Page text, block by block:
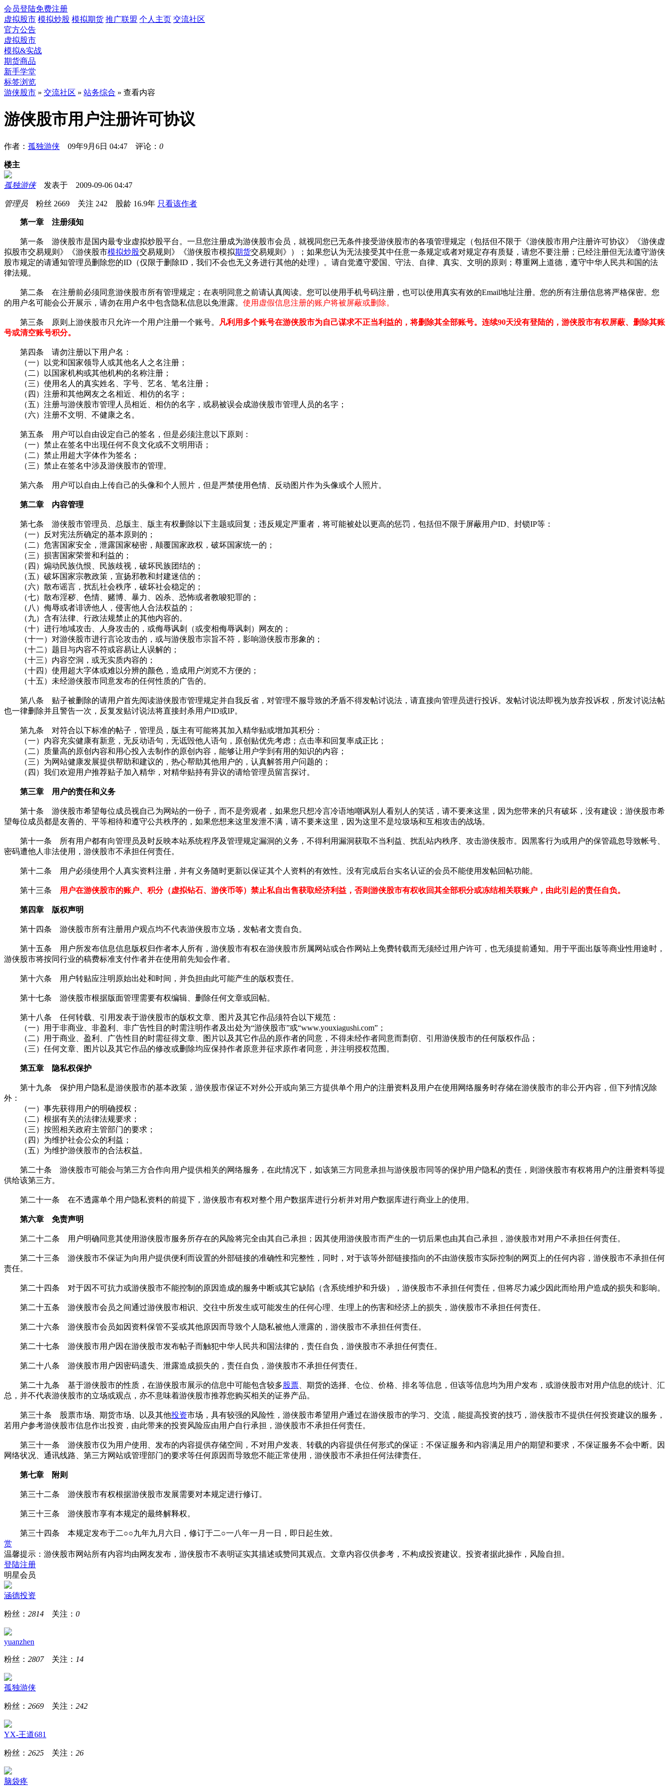
会员登陆免费注册
虚拟股市 模拟炒股 模拟期货 推广联盟 个人主页 交流社区
官方公告
虚拟股市
模拟&实战
期货商品
新手学堂
标签浏览
游侠股市 » 交流社区 » 站务综合 » 查看内容
游侠股市用户注册许可协议
作者： 孤独游侠 09年9月6日 04:47 评论： 0
楼主
孤独游侠发表于 2009-09-06 04:47
管理员 粉丝 2669 关注 242 股龄 16.9年 只看该作者
第一章 注册须知
第一条 游侠股市是国内最专业虚拟炒股平台。一旦您注册成为游侠股市会员，就视同您已无条件接受游侠股市的各项管理规定（包括但不限于《游侠股市用户注册许可协议》《游侠虚
拟股市交易规则》《游侠股市模拟炒股交易规则》《游侠股市模拟期货交易规则》）；如果您认为无法接受其中任意一条规定或者对规定存有质疑，请您不要注册；已经注册但无法遵守游侠
股市规定的请通知管理员删除您的ID（仅限于删除ID，我们不会也无义务进行其他的处理）。请自觉遵守爱国、守法、自律、真实、文明的原则；尊重网上道德，遵守中华人民共和国的法
律法规。
第二条 在注册前必须同意游侠股市所有管理规定；在表明同意之前请认真阅读。您可以使用手机号码注册，也可以使用真实有效的Email地址注册。您的所有注册信息将严格保密。您
的用户名可能会公开展示，请勿在用户名中包含隐私信息以免泄露。 使用虚假信息注册的账户将被屏蔽或删除。
第三条 原则上游侠股市只允许一个用户注册一个账号。
凡利用多个账号在游侠股市为自己谋求不正当利益的，将删除其全部账号。连续90天没有登陆的，游侠股市有权屏蔽、删除其账
号或清空账号积分。
第四条 请勿注册以下用户名：
（一）以党和国家领导人或其他名人之名注册；
（二）以国家机构或其他机构的名称注册；
（三）使用名人的真实姓名、字号、艺名、笔名注册；
（四）注册和其他网友之名相近、相仿的名字；
（五）注册与游侠股市管理人员相近、相仿的名字，或易被误会成游侠股市管理人员的名字；
（六）注册不文明、不健康之名。
第五条 用户可以自由设定自己的签名，但是必须注意以下原则：
（一）禁止在签名中出现任何不良文化或不文明用语；
（二）禁止用超大字体作为签名；
（三）禁止在签名中涉及游侠股市的管理。
第六条 用户可以自由上传自己的头像和个人照片，但是严禁使用色情、反动图片作为头像或个人照片。
第二章 内容管理
第七条 游侠股市管理员、总版主、版主有权删除以下主题或回复；违反规定严重者，将可能被处以更高的惩罚，包括但不限于屏蔽用户ID、封锁IP等：
（一）反对宪法所确定的基本原则的；
（二）危害国家安全，泄露国家秘密，颠覆国家政权，破坏国家统一的；
（三）损害国家荣誉和利益的；
（四）煽动民族仇恨、民族歧视，破坏民族团结的；
（五）破坏国家宗教政策，宣扬邪教和封建迷信的；
（六）散布谣言，扰乱社会秩序，破坏社会稳定的；
（七）散布淫秽、色情、赌博、暴力、凶杀、恐怖或者教唆犯罪的；
（八）侮辱或者诽谤他人，侵害他人合法权益的；
（九）含有法律、行政法规禁止的其他内容的。
（十）进行地域攻击、人身攻击的，或侮辱讽刺（或变相侮辱讽刺）网友的；
（十一）对游侠股市进行言论攻击的，或与游侠股市宗旨不符，影响游侠股市形象的；
（十二）题目与内容不符或容易让人误解的；
（十三）内容空洞，或无实质内容的；
（十四）使用超大字体或难以分辨的颜色，造成用户浏览不方便的；
（十五）未经游侠股市同意发布的任何性质的广告的。
第八条 贴子被删除的请用户首先阅读游侠股市管理规定并自我反省，对管理不服导致的矛盾不得发帖讨说法，请直接向管理员进行投诉。发帖讨说法即视为放弃投诉权，所发讨说法帖
也一律删除并且警告一次，反复发贴讨说法将直接封杀用户ID或IP。
第九条 对符合以下标准的帖子，管理员，版主有可能将其加入精华贴或增加其积分：
（一）内容充实健康有新意，无反动语句，无诋毁他人语句，原创贴优先考虑；点击率和回复率成正比；
（二）质量高的原创内容和用心投入去制作的原创内容，能够让用户学到有用的知识的内容；
（三）为网站健康发展提供帮助和建议的，热心帮助其他用户的，认真解答用户问题的；
（四）我们欢迎用户推荐贴子加入精华，对精华贴持有异议的请给管理员留言探讨。
第三章 用户的责任和义务
第十条 游侠股市希望每位成员视自己为网站的一份子，而不是旁观者，如果您只想冷言冷语地嘲讽别人看别人的笑话，请不要来这里，因为您带来的只有破坏，没有建设；游侠股市希
望每位成员都是友善的、平等相待和遵守公共秩序的，如果您想来这里发泄不满，请不要来这里，因为这里不是垃圾场和互相攻击的战场。
第十一条 所有用户都有向管理员及时反映本站系统程序及管理规定漏洞的义务，不得利用漏洞获取不当利益、扰乱站内秩序、攻击游侠股市。因黑客行为或用户的保管疏忽导致帐号、
密码遭他人非法使用，游侠股市不承担任何责任。
第十二条 用户必须使用个人真实资料注册，并有义务随时更新以保证其个人资料的有效性。没有完成后台实名认证的会员不能使用发帖回帖功能。
第十三条 用户在游侠股市的账户、积分（虚拟钻石、游侠币等）禁止私自出售获取经济利益，否则游侠股市有权收回其全部积分或冻结相关联账户，由此引起的责任自负。
第四章 版权声明
第十四条 游侠股市所有注册用户观点均不代表游侠股市立场，发帖者文责自负。
第十五条 用户所发布信息信息版权归作者本人所有，游侠股市有权在游侠股市所属网站或合作网站上免费转载而无须经过用户许可，也无须提前通知。用于平面出版等商业性用途时，
游侠股市将按同行业的稿费标准支付作者并在使用前先知会作者。
第十六条 用户转贴应注明原始出处和时间，并负担由此可能产生的版权责任。
第十七条 游侠股市根据版面管理需要有权编辑、删除任何文章或回帖。
第十八条 任何转载、引用发表于游侠股市的版权文章、图片及其它作品须符合以下规范：
（一）用于非商业、非盈利、非广告性目的时需注明作者及出处为“游侠股市”或“www.youxiagushi.com”；
（二）用于商业、盈利、广告性目的时需征得文章、图片以及其它作品的原作者的同意，不得未经作者同意而剽窃、引用游侠股市的任何版权作品；
（三）任何文章、图片以及其它作品的修改或删除均应保持作者原意并征求原作者同意，并注明授权范围。
第五章 隐私权保护
第十九条 保护用户隐私是游侠股市的基本政策，游侠股市保证不对外公开或向第三方提供单个用户的注册资料及用户在使用网络服务时存储在游侠股市的非公开内容，但下列情况除
外：
（一）事先获得用户的明确授权；
（二）根据有关的法律法规要求；
（三）按照相关政府主管部门的要求；
（四）为维护社会公众的利益；
（五）为维护游侠股市的合法权益。
第二十条 游侠股市可能会与第三方合作向用户提供相关的网络服务，在此情况下，如该第三方同意承担与游侠股市同等的保护用户隐私的责任，则游侠股市有权将用户的注册资料等提
供给该第三方。
第二十一条 在不透露单个用户隐私资料的前提下，游侠股市有权对整个用户数据库进行分析并对用户数据库进行商业上的使用。
第六章 免责声明
第二十二条 用户明确同意其使用游侠股市服务所存在的风险将完全由其自己承担；因其使用游侠股市而产生的一切后果也由其自己承担，游侠股市对用户不承担任何责任。
第二十三条 游侠股市不保证为向用户提供便利而设置的外部链接的准确性和完整性，同时，对于该等外部链接指向的不由游侠股市实际控制的网页上的任何内容，游侠股市不承担任何
责任。
第二十四条 对于因不可抗力或游侠股市不能控制的原因造成的服务中断或其它缺陷（含系统维护和升级），游侠股市不承担任何责任，但将尽力减少因此而给用户造成的损失和影响。
第二十五条 游侠股市会员之间通过游侠股市相识、交往中所发生或可能发生的任何心理、生理上的伤害和经济上的损失，游侠股市不承担任何责任。
第二十六条 游侠股市会员如因资料保管不妥或其他原因而导致个人隐私被他人泄露的，游侠股市不承担任何责任。
第二十七条 游侠股市用户因在游侠股市发布帖子而触犯中华人民共和国法律的，责任自负，游侠股市不承担任何责任。
第二十八条 游侠股市用户因密码遗失、泄露造成损失的，责任自负，游侠股市不承担任何责任。
第二十九条 基于游侠股市的性质，在游侠股市展示的信息中可能包含较多股票 、期货的选择、仓位、价格、排名等信息，但该等信息均为用户发布，或游侠股市对用户信息的统计、汇
总，并不代表游侠股市的立场或观点，亦不意味着游侠股市推荐您购买相关的证券产品。
第三十条 股票市场、期货市场、以及其他投资市场，具有较强的风险性，游侠股市希望用户通过在游侠股市的学习、交流，能提高投资的技巧，游侠股市不提供任何投资建议的服务，
若用户参考游侠股市信息作出投资，由此带来的投资风险应由用户自行承担，游侠股市不承担任何责任。
第三十一条 游侠股市仅为用户使用、发布的内容提供存储空间，不对用户发表、转载的内容提供任何形式的保证：不保证服务和内容满足用户的期望和要求，不保证服务不会中断。因
网络状况、通讯线路、第三方网站或管理部门的要求等任何原因而导致您不能正常使用，游侠股市不承担任何法律责任。
第七章 附则
第三十二条 游侠股市有权根据游侠股市发展需要对本规定进行修订。
第三十三条 游侠股市享有本规定的最终解释权。
第三十四条 本规定发布于二○○九年九月六日，修订于二○一八年一月一日，即日起生效。
赏
温馨提示：游侠股市网站所有内容均由网友发布，游侠股市不表明证实其描述或赞同其观点。文章内容仅供参考，不构成投资建议。投资者据此操作，风险自担。
登陆注册
明星会员
涵德投资
粉丝： 2814 关注： 0
yuanzhen
粉丝： 2807关注： 14
孤独游侠
粉丝： 2669 关注： 242
YX-王道681
粉丝： 2625 关注： 26
脑袋疼